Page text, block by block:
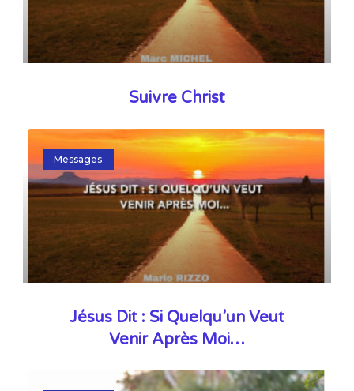
Suivre Christ
Messages
Jésus Dit : Si Quelqu’un Veut
Venir Après Moi…